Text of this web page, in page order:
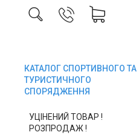
КАТАЛОГ СПОРТИВНОГО ТА
ТУРИСТИЧНОГО
СПОРЯДЖЕННЯ
УЦІНЕНИЙ ТОВАР !
РОЗПРОДАЖ !